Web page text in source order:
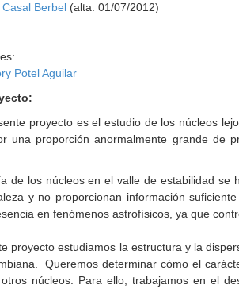
Berbel (alta: 01/07/2012)
Potel Aguilar
proyecto es el estudio de los núcleos
una proporción anormalmente grande de
de los núcleos en el valle de estabilidad se
y no proporcionan información
en fenómenos astrofísicos, ya que
proyecto estudiamos la estructura y la
Queremos determinar cómo el
núcleos. Para ello, trabajamos en el